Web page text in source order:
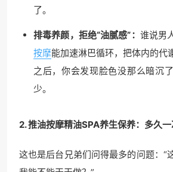
了。
排毒养颜，拒绝“油腻感”： 谁说男
按摩能加速淋巴循环，把体内的代
之后，你会发现脸色没那么暗沉
少。
2. 推油按摩精油SPA养生保养：多久一
这也是后台兄弟们问得最多的问题：“